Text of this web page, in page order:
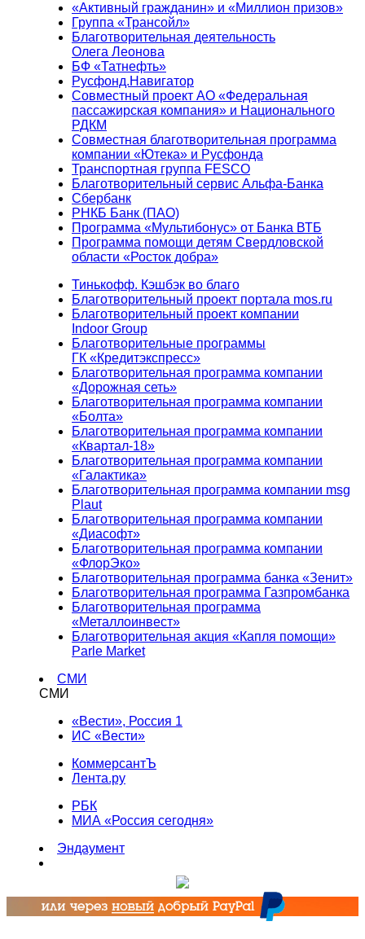
«Активный гражданин» и «Миллион призов»
Группа «Трансойл»
Благотворительная деятельность
Олега Леонова
БФ «Татнефть»
Русфонд.Навигатор
Совместный проект АО «Федеральная
пассажирская компания» и Национального
РДКМ
Совместная благотворительная программа
компании «Ютека» и Русфонда
Транспортная группа FESCO
Благотворительный сервис Альфа-Банка
Сбербанк
РНКБ Банк (ПАО)
Программа «Мультибонус» от Банка ВТБ
Программа помощи детям Свердловской
области «Росток добра»
Тинькофф. Кэшбэк во благо
Благотворительный проект портала mos.ru
Благотворительный проект компании
Indoor Group
Благотворительные программы
ГК «Кредитэкспресс»
Благотворительная программа компании
«Дорожная сеть»
Благотворительная программа компании
«Болта»
Благотворительная программа компании
«Квартал-18»
Благотворительная программа компании
«Галактика»
Благотворительная программа компании msg
Plaut
Благотворительная программа компании
«Диасофт»
Благотворительная программа компании
«ФлорЭко»
Благотворительная программа банка «Зенит»
Благотворительная программа Газпромбанка
Благотворительная программа
«Металлоинвест»
Благотворительная акция «Капля помощи»
Parle Market
СМИ
СМИ
«Вести», Россия 1
ИС «Вести»
КоммерсантЪ
Лента.ру
РБК
МИА «Россия сегодня»
Эндаумент